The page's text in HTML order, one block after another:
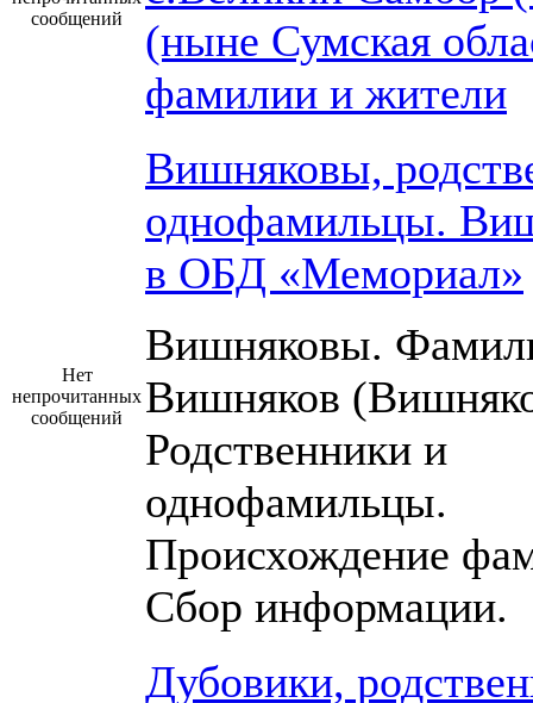
сообщений
(ныне Сумская
фамилии и жители
Нет
непрочитанных
сообщений
Вишняковы,
однофамильцы.
в ОБД «Мемориал»
Вишняковы.
Вишняков
Родственники и
однофамильцы.
Происхождение
Сбор информации.
Дубовики,